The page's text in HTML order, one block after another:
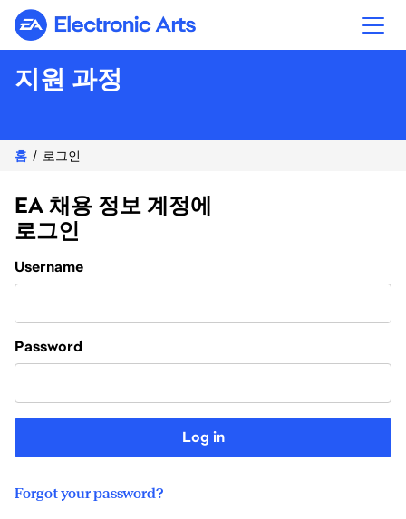
Electronic Arts
지원 과정
홈 로그인
EA 채용 정보 계정에
로그인
Login
Username
Password
Log in
Forgot your password?